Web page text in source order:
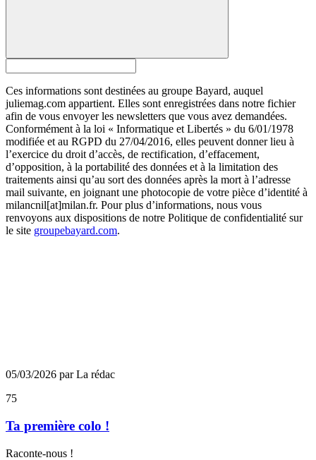
Ces informations sont destinées au groupe Bayard, auquel
juliemag.com appartient. Elles sont enregistrées dans notre fichier
afin de vous envoyer les newsletters que vous avez demandées.
Conformément à la loi « Informatique et Libertés » du 6/01/1978
modifiée et au RGPD du 27/04/2016, elles peuvent donner lieu à
l’exercice du droit d’accès, de rectification, d’effacement,
d’opposition, à la portabilité des données et à la limitation des
traitements ainsi qu’au sort des données après la mort à l’adresse
mail suivante, en joignant une photocopie de votre pièce d’identité à
milancnil[at]milan.fr. Pour plus d’informations, nous vous
renvoyons aux dispositions de notre Politique de confidentialité sur
le site groupebayard.com.
05/03/2026 par La rédac
75
Ta première colo !
Raconte-nous !